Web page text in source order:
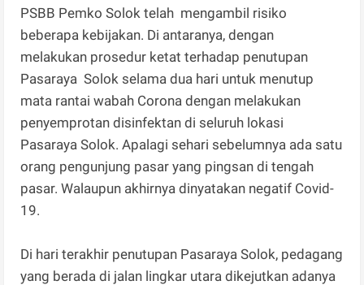
PSBB Pemko Solok telah mengambil risiko
beberapa kebijakan. Di antaranya, dengan
melakukan prosedur ketat terhadap penutupan
Pasaraya Solok selama dua hari untuk menutup
mata rantai wabah Corona dengan melakukan
penyemprotan disinfektan di seluruh lokasi
Pasaraya Solok. Apalagi sehari sebelumnya ada satu
orang pengunjung pasar yang pingsan di tengah
pasar. Walaupun akhirnya dinyatakan negatif Covid-
19.
Di hari terakhir penutupan Pasaraya Solok, pedagang
yang berada di jalan lingkar utara dikejutkan adanya